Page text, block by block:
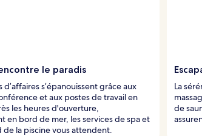
le paradis
d’affaires s’épanouissent grâce aux
et aux postes de travail en
les heures d'ouverture,
en bord de mer, les services de spa et
de la piscine vous attendent.
La
de